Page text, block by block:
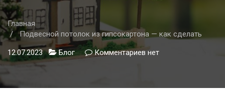
Главная
Подвесной потолок из гипсокартона — как сделать
12.07.2023 Блог Комментариев кнет